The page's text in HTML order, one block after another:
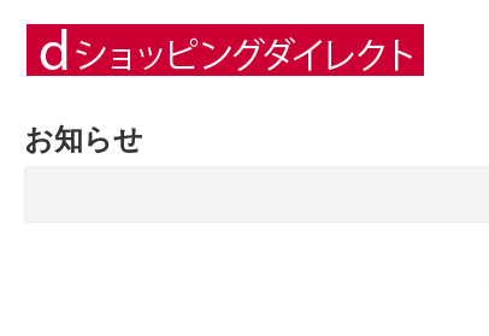
お知らせ